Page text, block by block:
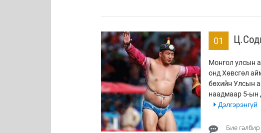
01
Монгол улсын
онд Хөвсгөл
бөхийн Улсын
наадмаар 5-ын
Дэлгэрэнгүй
Бие